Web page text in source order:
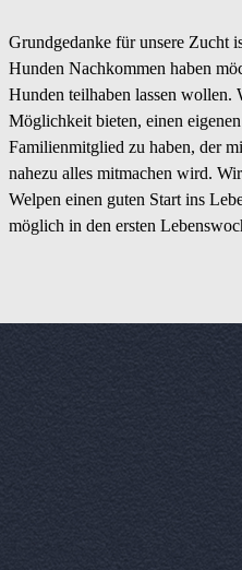
Grundgedanke für unsere Zucht
Hunden Nachkommen haben
Hunden teilhaben lassen wollen.
Möglichkeit bieten, einen
Familienmitglied zu haben, der
nahezu alles mitmachen wird.
Welpen einen guten Start ins
möglich in den ersten